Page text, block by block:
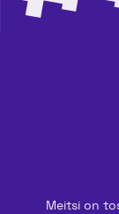
Meitsi on